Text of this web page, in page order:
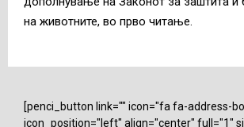
на животните, во прво читање.
[penci_button link="" icon="fa fa-address-
icon_position="left" align="center" full="1"